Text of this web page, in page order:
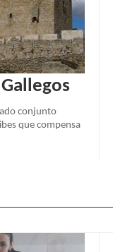
conjunto
que compensa